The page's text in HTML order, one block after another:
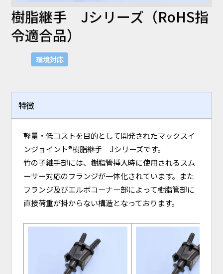
UL94HB UL94V-0 UL94V-2
UL-224
課題
機構設計
小型化・軽量化
特殊環境対応
素材応用 (NIXAM®)
虫対策
コンタミ・異物・キズ対策
静電気対策
検索
樹脂継手 Jシリーズ（RoHS指
令適合品）
環境対応
特徴
軽量・低コストを目的として開発されたマックスイ
ンジョイント®樹脂継手 Jシリーズです。
竹の子継手部には、樹脂管挿入時に使用されるスム
ーサー対応のフランジが一体化されています。また
フランジ及びエルボコーナー部によって樹脂管部に
直接荷重が掛からない構造となっております。